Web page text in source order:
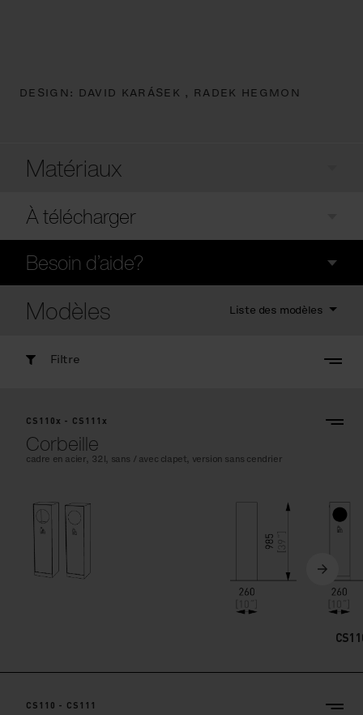
DESIGN: DAVID KARÁSEK , RADEK HEGMON
Matériaux
À télécharger
Besoin d’aide?
Modèles Liste des modèles
Filtre
CS110x - CS111x
Corbeille
cadre en acier, 32l, sans / avec clapet, version sans cendrier
CS110 - CS111